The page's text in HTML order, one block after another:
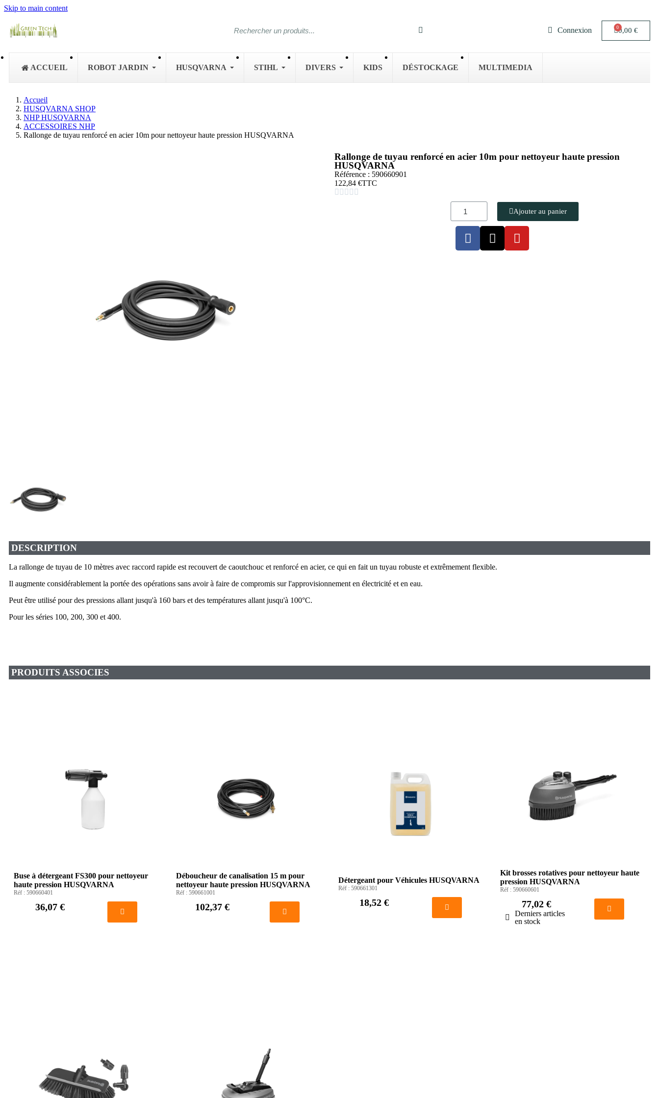
Skip to main content
Connexion 0,00 €
ACCUEIL ROBOT JARDIN HUSQVARNA STIHL DIVERS KIDS DÉSTOCKAGE MULTIMEDIA
Accueil
HUSQVARNA SHOP
NHP HUSQVARNA
ACCESSOIRES NHP
Rallonge de tuyau renforcé en acier 10m pour nettoyeur haute pression HUSQVARNA
Rallonge de tuyau renforcé en acier 10m pour nettoyeur haute pression
HUSQVARNA
Référence : 590660901
122,84 €TTC
    
Ajouter au panier
DESCRIPTION
La rallonge de tuyau de 10 mètres avec raccord rapide est recouvert de caoutchouc et renforcé en acier, ce qui en fait un tuyau robuste et extrêmement flexible.
Il augmente considérablement la portée des opérations sans avoir à faire de compromis sur l'approvisionnement en électricité et en eau.
Peut être utilisé pour des pressions allant jusqu'à 160 bars et des températures allant jusqu'à 100°C.
Pour les séries 100, 200, 300 et 400.
PRODUITS ASSOCIES
Buse à détergeant FS300 pour nettoyeur
haute pression HUSQVARNA
Réf : 590660401
36,07 €
Déboucheur de canalisation 15 m pour
nettoyeur haute pression HUSQVARNA
Réf : 590661001
102,37 €
Détergeant pour Véhicules HUSQVARNA
Réf : 590661301
18,52 €
Kit brosses rotatives pour nettoyeur haute
pression HUSQVARNA
Réf :590660601
77,02 €
Derniers articles
en stock